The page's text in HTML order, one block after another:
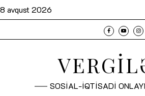
8 avqust 2026
SOSİAL-İQTİSADİ